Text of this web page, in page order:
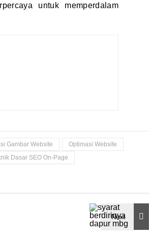
untuk memperdalam
Gambar Website
Optimasi Website
Dasar SEO On-Page